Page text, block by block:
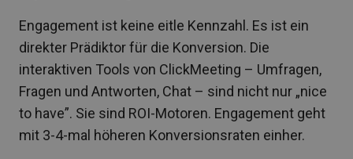
Engagement ist keine eitle Kennzahl. Es ist ein
direkter Prädiktor für die Konversion. Die
interaktiven Tools von ClickMeeting – Umfragen,
Fragen und Antworten, Chat – sind nicht nur „nice
to have”. Sie sind ROI-Motoren. Engagement geht
mit 3-4-mal höheren Konversionsraten einher.